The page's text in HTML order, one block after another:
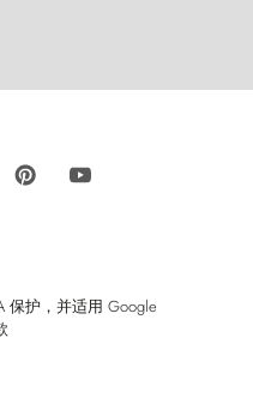
保护，并适用 Google